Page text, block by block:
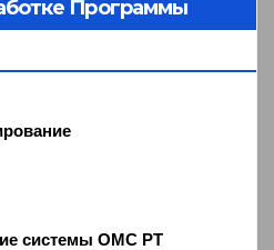
Программы
системы ОМС РТ